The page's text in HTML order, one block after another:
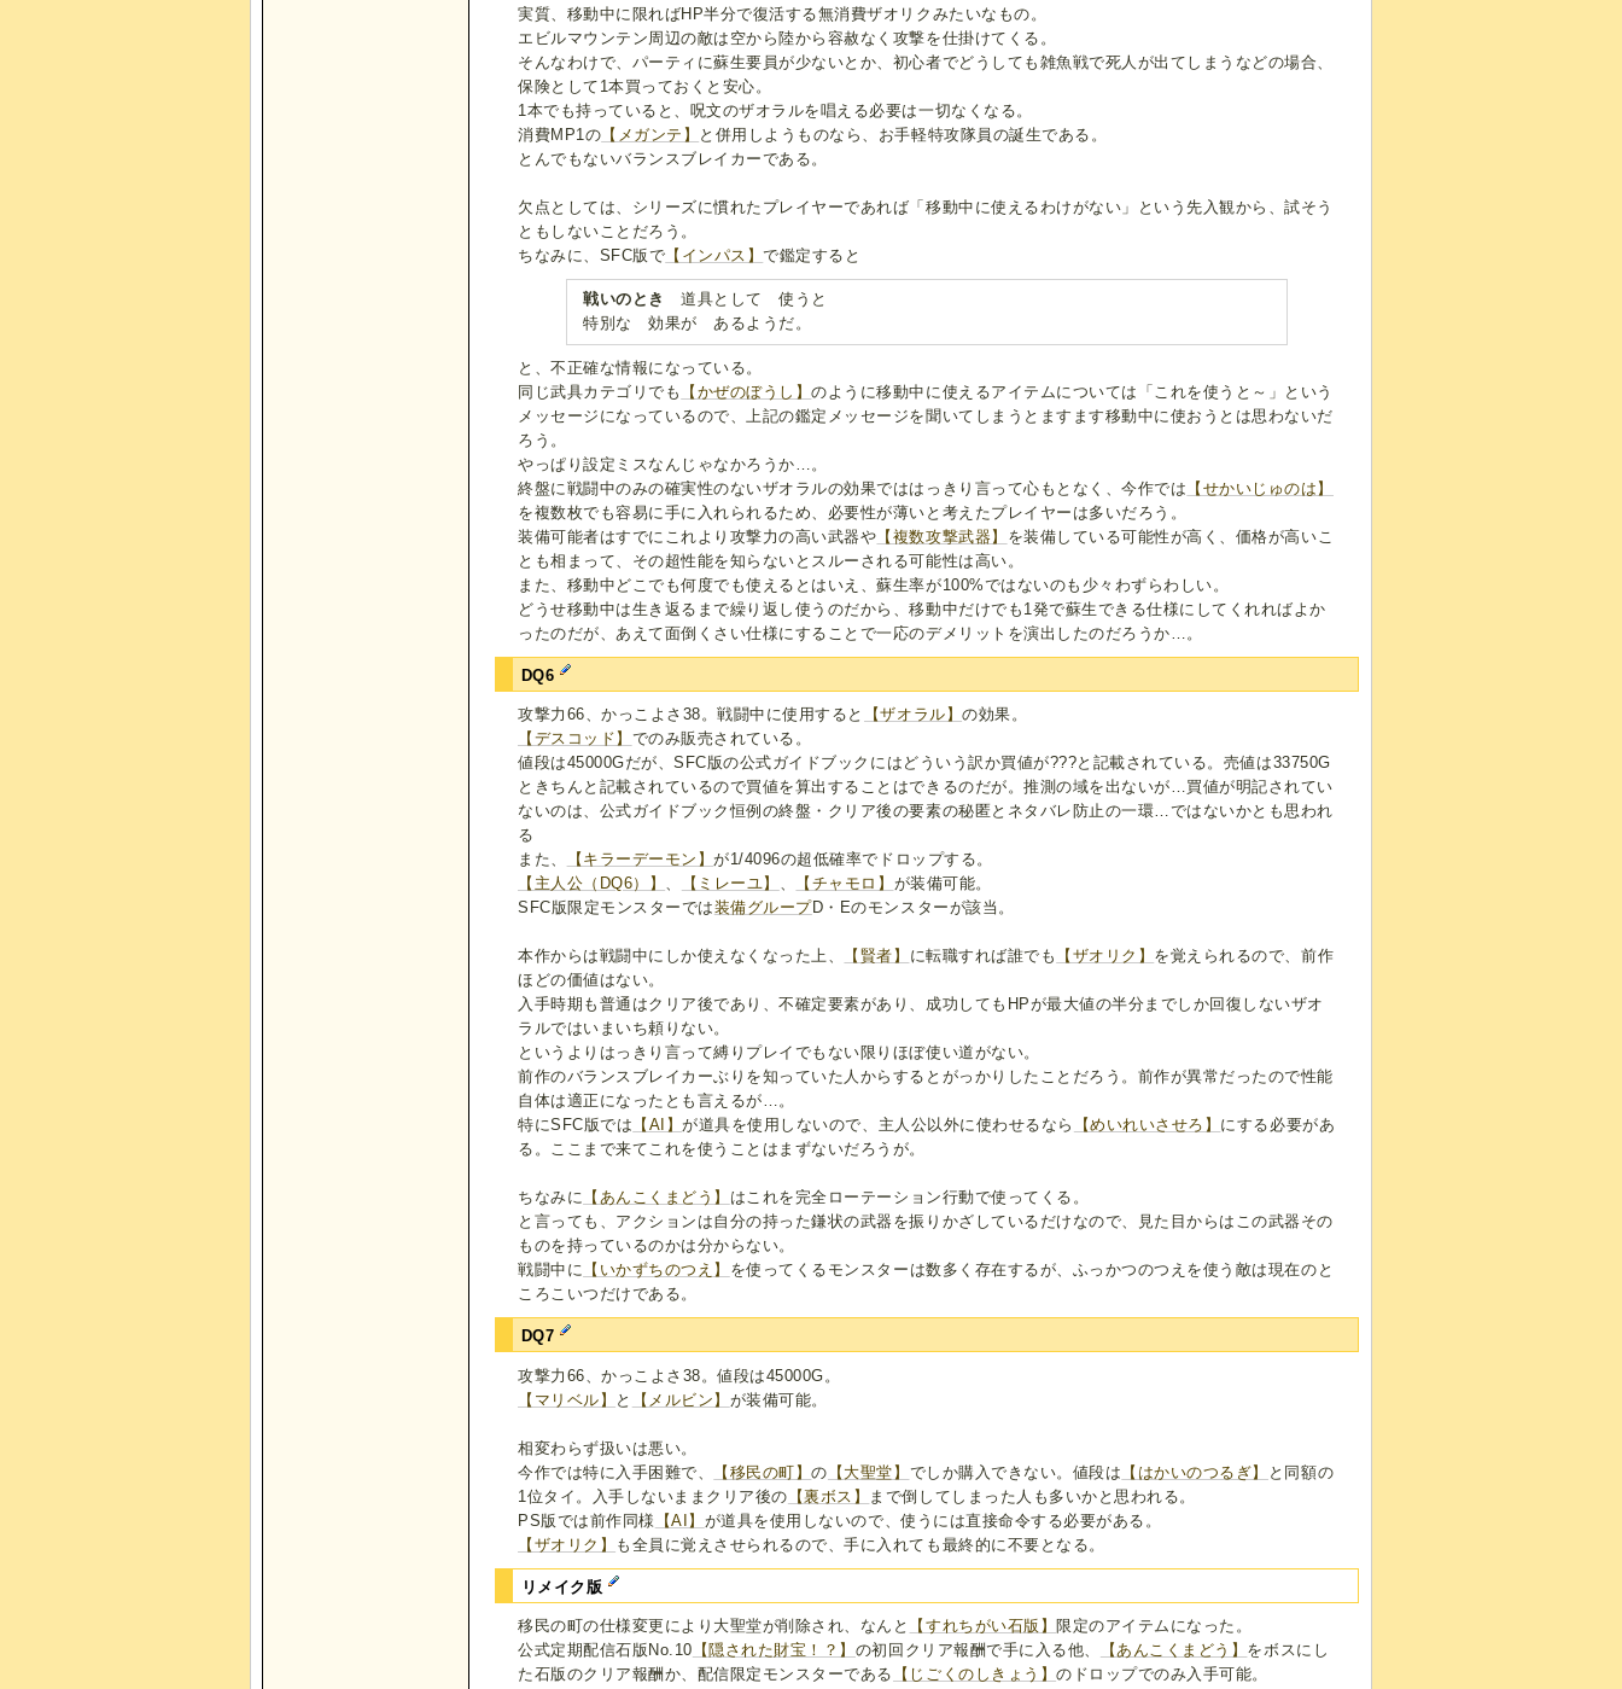
実質、移動中に限ればHP半分で復活する無消費ザオリクみたいなもの。
エビルマウンテン周辺の敵は空から陸から容赦なく攻撃を仕掛けてくる。
そんなわけで、パーティに蘇生要員が少ないとか、初心者でどうしても雑魚戦で死人が出てしまうなどの場合、
保険として1本買っておくと安心。
1本でも持っていると、呪文のザオラルを唱える必要は一切なくなる。
消費MP1の 【メガンテ】
と併用しようものなら、お手軽特攻隊員の誕生である。
とんでもないバランスブレイカーである。
欠点としては、シリーズに慣れたプレイヤーであれば「移動中に使えるわけがない」という先入観から、試そう
ともしないことだろう。
ちなみに、SFC版で 【インパス】で鑑定すると
戦いのとき
道具として 使うと
特別な 効果が あるようだ。
と、不正確な情報になっている。
同じ武具カテゴリでも
【かぜのぼうし】のように移動中に使えるアイテムについては「これを使うと～」という
メッセージになっているので、上記の鑑定メッセージを聞いてしまうとますます移動中に使おうとは思わないだ
ろう。
やっぱり設定ミスなんじゃなかろうか…。
終盤に戦闘中のみの確実性のないザオラルの効果でははっきり言って心もとなく、今作では 【せかいじゅのは】
を複数枚でも容易に手に入れられるため、必要性が薄いと考えたプレイヤーは多いだろう。
装備可能者はすでにこれより攻撃力の高い武器や 【複数攻撃武器】 を装備している可能性が高く、価格が高いこ
とも相まって、その超性能を知らないとスルーされる可能性は高い。
また、移動中どこでも何度でも使えるとはいえ、蘇生率が100%ではないのも少々わずらわしい。
どうせ移動中は生き返るまで繰り返し使うのだから、移動中だけでも1発で蘇生できる仕様にしてくれればよか
ったのだが、あえて面倒くさい仕様にすることで一応のデメリットを演出したのだろうか…。
DQ6
攻撃力66、かっこよさ38。戦闘中に使用すると 【ザオラル】の効果。
【デスコッド】 でのみ販売されている。
値段は45000Gだが、SFC版の公式ガイドブックにはどういう訳か買値が???と記載されている。売値は33750G
ときちんと記載されているので買値を算出することはできるのだが。推測の域を出ないが…買値が明記されてい
ないのは、公式ガイドブック恒例の終盤・クリア後の要素の秘匿とネタバレ防止の一環…ではないかとも思われ
る
また、
【キラーデーモン】が1/4096の超低確率でドロップする。
【主人公（DQ6）】 、 【ミレーユ】 、 【チャモロ】 が装備可能。
SFC版限定モンスターでは装備グループD・Eのモンスターが該当。
本作からは戦闘中にしか使えなくなった上、 【賢者】 に転職すれば誰でも 【ザオリク】 を覚えられるので、前作
ほどの価値はない。
入手時期も普通はクリア後であり、不確定要素があり、成功してもHPが最大値の半分までしか回復しないザオ
ラルではいまいち頼りない。
というよりはっきり言って縛りプレイでもない限りほぼ使い道がない。
前作のバランスブレイカーぶりを知っていた人からするとがっかりしたことだろう。前作が異常だったので性能
自体は適正になったとも言えるが…。
特にSFC版では 【AI】が道具を使用しないので、主人公以外に使わせるなら 【めいれいさせろ】 にする必要があ
る。ここまで来てこれを使うことはまずないだろうが。
ちなみに 【あんこくまどう】 はこれを完全ローテーション行動で使ってくる。
と言っても、アクションは自分の持った鎌状の武器を振りかざしているだけなので、見た目からはこの武器その
ものを持っているのかは分からない。
戦闘中に 【いかずちのつえ】 を使ってくるモンスターは数多く存在するが、ふっかつのつえを使う敵は現在のと
ころこいつだけである。
DQ7
攻撃力66、かっこよさ38。値段は45000G。
【マリベル】
と 【メルビン】 が装備可能。
相変わらず扱いは悪い。
今作では特に入手困難で、
【移民の町】の 【大聖堂】 でしか購入できない。値段は 【はかいのつるぎ】
と同額の
1位タイ。入手しないままクリア後の 【裏ボス】
まで倒してしまった人も多いかと思われる。
PS版では前作同様
【AI】 が道具を使用しないので、使うには直接命令する必要がある。
【ザオリク】
も全員に覚えさせられるので、手に入れても最終的に不要となる。
リメイク版
移民の町の仕様変更により大聖堂が削除され、なんと 【すれちがい石版】 限定のアイテムになった。
公式定期配信石版No.10 【隠された財宝！？】 の初回クリア報酬で手に入る他、 【あんこくまどう】 をボスにし
た石版のクリア報酬か、配信限定モンスターである
【じごくのしきょう】のドロップでのみ入手可能。